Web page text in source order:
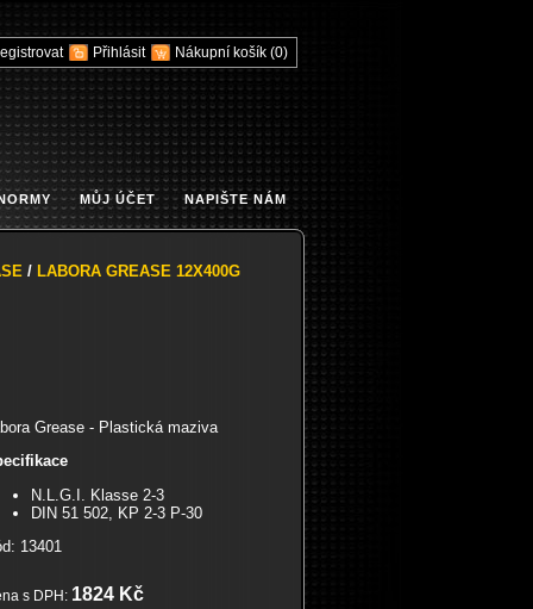
Přihlásit Nákupní košík (0)
MŮJ ÚČET NAPIŠTE NÁM
/ LABORA GREASE 12X400G
Grease - Plastická maziva
N.L.G.I. Klasse 2-3
DIN 51 502, KP 2-3 P-30
13401
s DPH: 1824 Kč